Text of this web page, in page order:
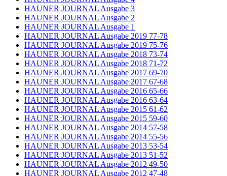
HAUNER JOURNAL Ausgabe 3
HAUNER JOURNAL Ausgabe 2
HAUNER JOURNAL Ausgabe 1
HAUNER JOURNAL Ausgabe 2019 77-78
HAUNER JOURNAL Ausgabe 2019 75-76
HAUNER JOURNAL Ausgabe 2018 73-74
HAUNER JOURNAL Ausgabe 2018 71-72
HAUNER JOURNAL Ausgabe 2017 69-70
HAUNER JOURNAL Ausgabe 2017 67-68
HAUNER JOURNAL Ausgabe 2016 65-66
HAUNER JOURNAL Ausgabe 2016 63-64
HAUNER JOURNAL Ausgabe 2015 61-62
HAUNER JOURNAL Ausgabe 2015 59-60
HAUNER JOURNAL Ausgabe 2014 57-58
HAUNER JOURNAL Ausgabe 2014 55-56
HAUNER JOURNAL Ausgabe 2013 53-54
HAUNER JOURNAL Ausgabe 2013 51-52
HAUNER JOURNAL Ausgabe 2012 49-50
HAUNER JOURNAL Ausgabe 2012 47-48